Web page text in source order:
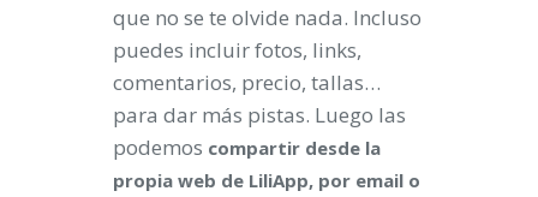
que no se te olvide nada. Incluso
puedes incluir fotos, links,
comentarios, precio, tallas…
para dar más pistas. Luego las
podemos compartir desde la
propia web de LiliApp, por email o